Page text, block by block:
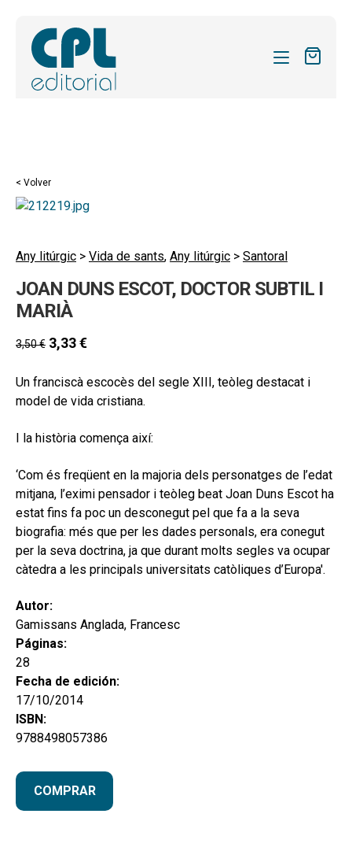
REVISTAS
FORMAS
hijo
BLOG
CONTACTO
BUSCAR
< Volver
Any litúrgic > Vida de sants, Any litúrgic > Santoral
JOAN DUNS ESCOT, DOCTOR SUBTIL I
MARIÀ
3,50€ 3,33€
Un franciscà escocès del segle XIII, teòleg destacat i
model de vida cristiana.
I la història comença així:
‘Com és freqüent en la majoria dels personatges de l’edat
mitjana, l’eximi pensador i teòleg beat Joan Duns Escot ha
estat fins fa poc un desconegut pel que fa a la seva
biografia: més que per les dades personals, era conegut
per la seva doctrina, ja que durant molts segles va ocupar
càtedra a les principals universitats catòliques d’Europa'.
Autor:
Gamissans Anglada, Francesc
Páginas:
28
Fecha de edición:
17/10/2014
ISBN:
9788498057386
COMPRAR